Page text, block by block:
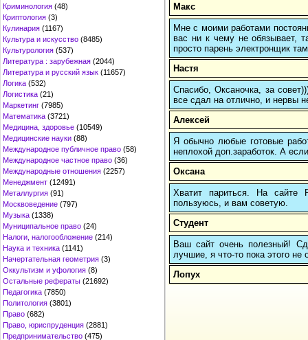
Криминология (48)
Криптология (3)
Кулинария (1167)
Культура и искусство (8485)
Культурология (537)
Литература : зарубежная (2044)
Литература и русский язык (11657)
Логика (532)
Логистика (21)
Маркетинг (7985)
Математика (3721)
Медицина, здоровье (10549)
Медицинские науки (88)
Международное публичное право (58)
Международное частное право (36)
Международные отношения (2257)
Менеджмент (12491)
Металлургия (91)
Москвоведение (797)
Музыка (1338)
Муниципальное право (24)
Налоги, налогообложение (214)
Наука и техника (1141)
Начертательная геометрия (3)
Оккультизм и уфология (8)
Остальные рефераты (21692)
Педагогика (7850)
Политология (3801)
Право (682)
Право, юриспруденция (2881)
Предпринимательство (475)
Макс
Мне с моими работами
вас ни к чему не обязывает,
просто парень электронщик
Настя
Спасибо, Оксаночка, за
все сдал на отлично, и нервы
Алексей
Я обычно любые готовые
неплохой доп.заработок. А
Оксана
Хватит париться. На
пользуюсь, и вам советую.
Студент
Ваш сайт очень полезный!
лучшие, я что-то пока этого
Лопух